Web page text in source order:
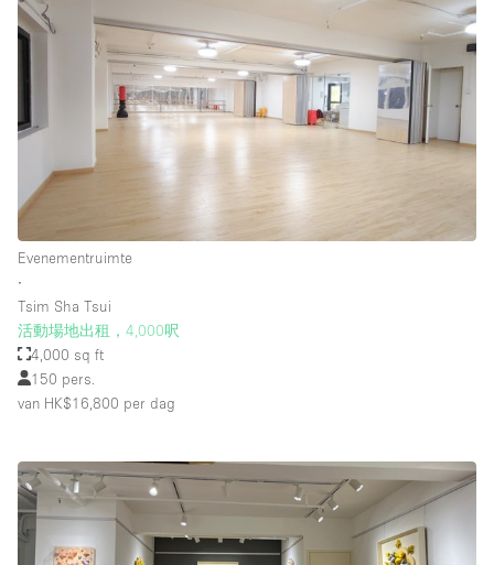
Evenementruimte
∙
Tsim Sha Tsui
活動場地出租，4,000呎
4,000 sq ft
150 pers.
van HK$16,800 per dag